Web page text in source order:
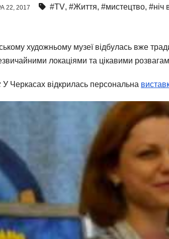
22, 2017 #TV, #Життя, #мистецтво, #ніч
художньому музеї відбулась вже
локаціями та цікавими
У Черкасах відкрилась персональна